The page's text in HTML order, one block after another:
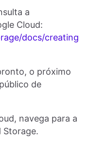
a
Cloud:
docs/creating
o próximo
de
navega para a
Storage.